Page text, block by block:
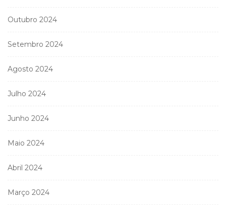
Outubro 2024
Setembro 2024
Agosto 2024
Julho 2024
Junho 2024
Maio 2024
Abril 2024
Março 2024